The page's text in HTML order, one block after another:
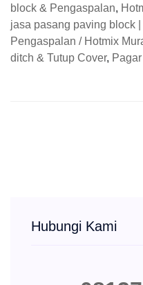
block & Pengaspalan,
jasa pasang paving block
Pengaspalan / Hotmix
ditch & Tutup Cover,
Hubungi Kami